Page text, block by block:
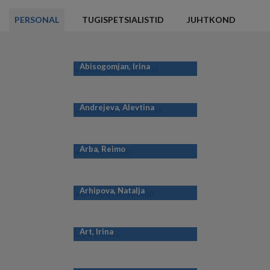
PERSONAL TUGISPETSIALISTID JUHTKOND
Abisogomjan, Irina
Andrejeva, Alevtina
Arba, Reimo
Arhipova, Natalja
Art, Irina